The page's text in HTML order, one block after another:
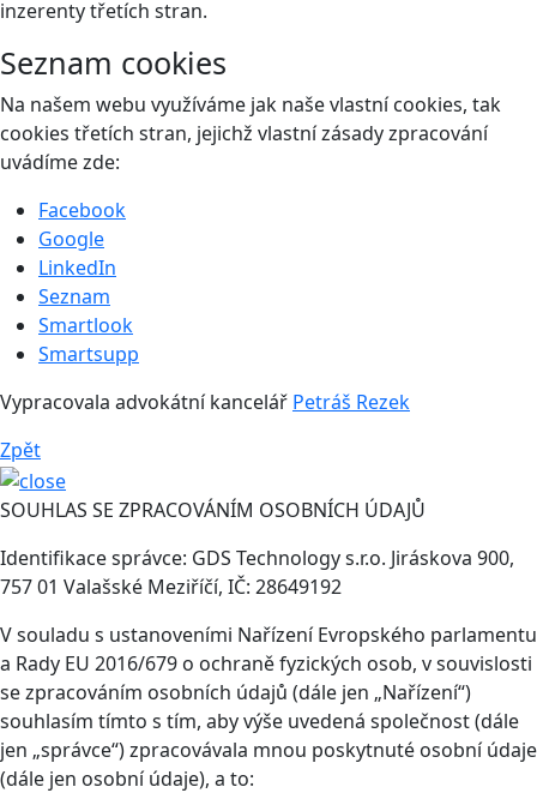
inzerenty třetích stran.
Seznam cookies
Na našem webu využíváme jak naše vlastní cookies, tak
cookies třetích stran, jejichž vlastní zásady zpracování
uvádíme zde:
Facebook
Google
LinkedIn
Seznam
Smartlook
Smartsupp
Vypracovala advokátní kancelář Petráš Rezek
Zpět
SOUHLAS SE ZPRACOVÁNÍM OSOBNÍCH ÚDAJŮ
Identifikace správce: GDS Technology s.r.o. Jiráskova 900,
757 01 Valašské Meziříčí, IČ: 28649192
V souladu s ustanoveními Nařízení Evropského parlamentu
a Rady EU 2016/679 o ochraně fyzických osob, v souvislosti
se zpracováním osobních údajů (dále jen „Nařízení“)
souhlasím tímto s tím, aby výše uvedená společnost (dále
jen „správce“) zpracovávala mnou poskytnuté osobní údaje
(dále jen osobní údaje), a to: